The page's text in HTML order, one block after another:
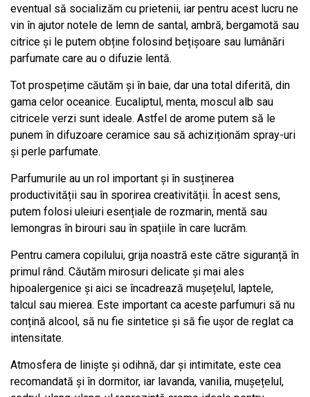
eventual să socializăm cu prietenii, iar pentru acest lucru ne
vin în ajutor notele de lemn de santal, ambră, bergamotă sau
citrice și le putem obține folosind bețișoare sau lumânări
parfumate care au o difuzie lentă.
Tot prospețime căutăm și în baie, dar una total diferită, din
gama celor oceanice. Eucaliptul, menta, moscul alb sau
citricele verzi sunt ideale. Astfel de arome putem să le
punem în difuzoare ceramice sau să achiziționăm spray-uri
și perle parfumate.
Parfumurile au un rol important și în susținerea
productivității sau în sporirea creativității. În acest sens,
putem folosi uleiuri esențiale de rozmarin, mentă sau
lemongras în birouri sau în spațiile în care lucrăm.
Pentru camera copilului, grija noastră este către siguranță în
primul rând. Căutăm mirosuri delicate și mai ales
hipoalergenice și aici se încadrează mușețelul, laptele,
talcul sau mierea. Este important ca aceste parfumuri să nu
conțină alcool, să nu fie sintetice și să fie ușor de reglat ca
intensitate.
Atmosfera de liniște și odihnă, dar și intimitate, este cea
recomandată și în dormitor, iar lavanda, vanilia, mușețelul,